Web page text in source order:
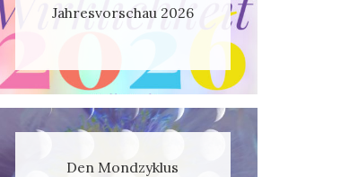
Jahresvorschau 2026
Den Mondzyklus